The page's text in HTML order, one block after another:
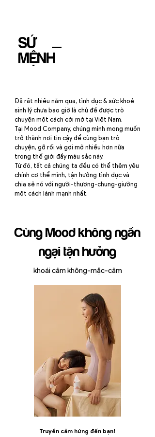
SỨ ​
​MỆNH
Đã rất nhiều năm qua, tình dục & sức khoẻ
sinh lý chưa bao giờ là chủ đề được trò
chuyện một cách cởi mở tại Việt Nam.​
Tại Mood Company, chúng mình mong muốn
trở thành nơi tin cậy để cùng bạn trò
chuyện, gỡ rối và gợi mở nhiều hơn nữa
trong thế giới đầy màu sắc này.
​Từ đó, tất cả chúng ta đều có thể thêm yêu
chính cơ thể mình, tận hưởng tình dục và
chia sẻ nó với người-thương-chung-giường
một cách lành mạnh nhất.
​Cùng Mood không ngần
ngại tận hưởng
khoái cảm không-mặc-cảm
Truyền cảm hứng đến bạn!